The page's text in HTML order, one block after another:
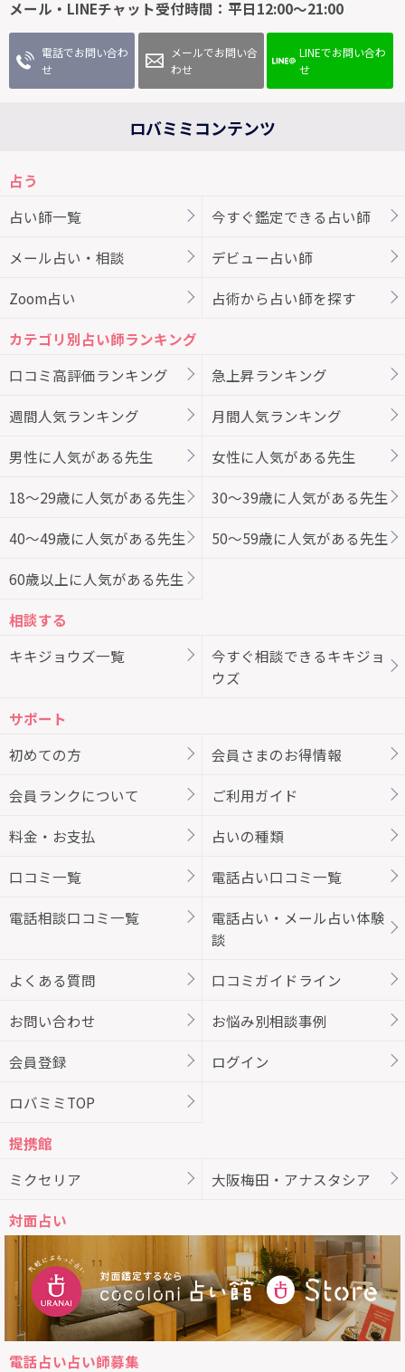
メール・LINEチャット受付時間：平日12:00～21:00
電話でお問い合わ
せ
メールでお問い合
わせ
LINEでお問い合わ
せ
ロバミミコンテンツ
占う
占い師一覧
今すぐ鑑定できる占い師
メール占い・相談 デビュー占い師
Zoom占い 占術から占い師を探す
カテゴリ別占い師ランキング
口コミ高評価ランキング
急上昇ランキング
週間人気ランキング 月間人気ランキング
男性に人気がある先生 女性に人気がある先生
18～29歳に人気がある先生 30～39歳に人気がある先生
40～49歳に人気がある先生 50～59歳に人気がある先生
60歳以上に人気がある先生
相談する
キキジョウズ一覧
今すぐ相談できるキキジョ
ウズ
サポート
初めての方
会員さまのお得情報
会員ランクについて ご利用ガイド
料金・お支払 占いの種類
口コミ一覧 電話占い口コミ一覧
電話相談口コミ一覧
電話占い・メール占い体験
談
よくある質問 口コミガイドライン
お問い合わせ お悩み別相談事例
会員登録 ログイン
ロバミミTOP
提携館
ミクセリア
大阪梅田・アナスタシア
対面占い
電話占い占い師募集